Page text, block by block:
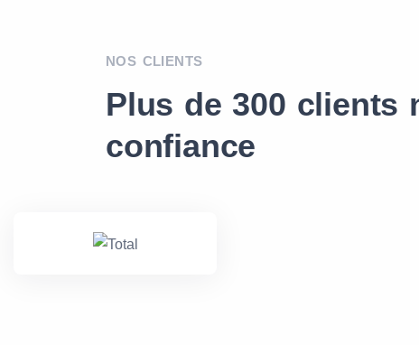
NOS CLIENTS
Plus de 300 clients
confiance